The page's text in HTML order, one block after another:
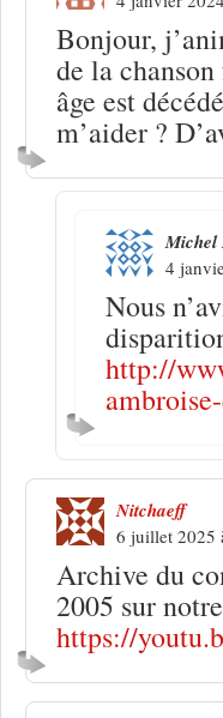
Bonjour,
de la
âge est
m’aider ?
Michel
4
Nous
http://
Nitchaeff
6 juillet 2025
Archive du
2005 sur
https://